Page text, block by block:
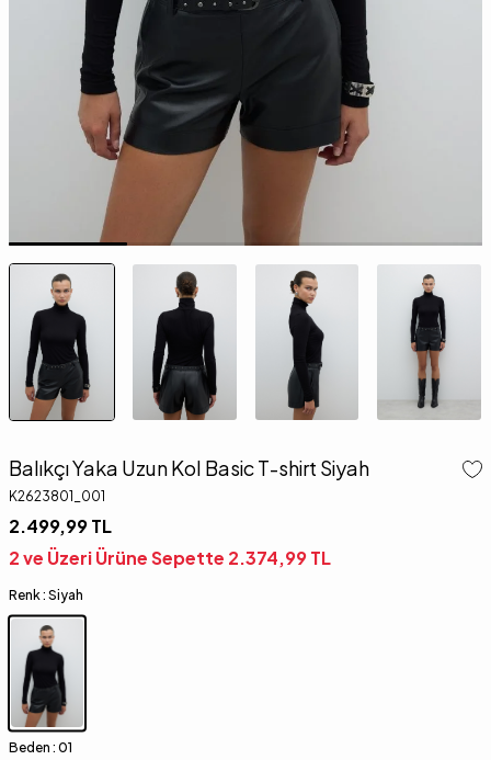
Balıkçı Yaka Uzun Kol Basic T-shirt Siyah
K2623801_001
2.499,99TL
2 ve Üzeri Ürüne Sepette 2.374,99TL
Renk : Siyah
Beden : 01